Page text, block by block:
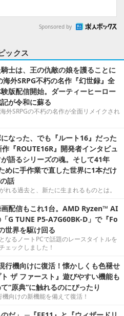
Sponsored by
ックス
士は、王の仇敵の娘を護ることに
外SRPG不朽の名作『幻世録』全
版配信開始。ダーティーヒーロー
が令和に蘇る
外SRPGの不朽の名作が全面リメイクされ
なった、でも『ルート16』だった
『ROUTE16R』開発者インタビュ
語るシリーズの魂。そして41年
めに手作業で直した世界に1本だけ
話
れる過去と、新たに生まれるものとは。
配信もこれ1台。AMD Ryzen™ AI
G TUNE P5-A7G60BK-D」で『Fo
世界を駆け回る
なるノートPCで話題のレースタイトルを
ェックしました！
行機向けに復活！懐かしくも色褪せ
ザ ファースト』遊びやすい機能も
“原典”に触れるのにぴったり
向けの新機能を備えて復活！